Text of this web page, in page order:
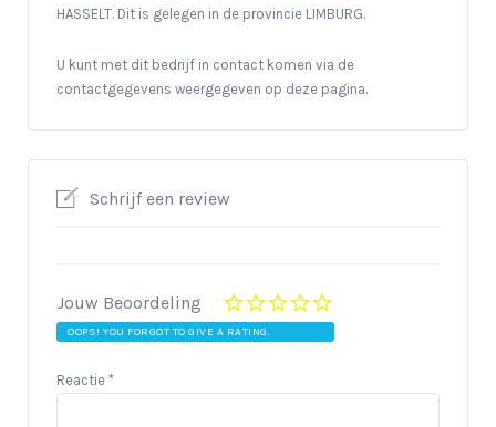
HASSELT. Dit is gelegen in de provincie LIMBURG.
U kunt met dit bedrijf in contact komen via de
contactgegevens weergegeven op deze pagina.
Schrijf een review
Jouw Beoordeling
OOPS! YOU FORGOT TO GIVE A RATING.
Reactie *